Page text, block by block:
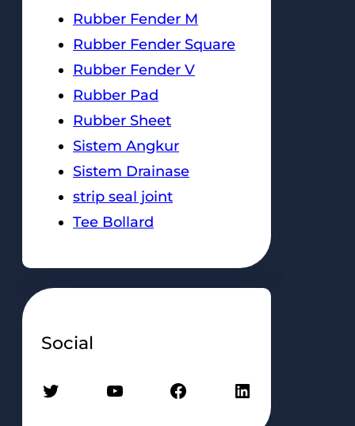
Rubber Fender M
Rubber Fender Square
Rubber Fender V
Rubber Pad
Rubber Sheet
Sistem Angkur
Sistem Drainase
strip seal joint
Tee Bollard
Social
Twitter YouTube Facebook LinkedIn